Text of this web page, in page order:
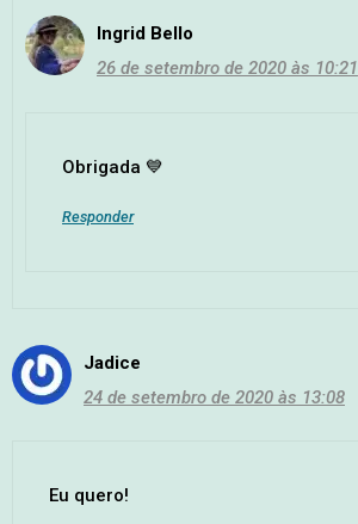
Ingrid Bello
26 de setembro de 2020 às 10:21
Obrigada 💙
Responder
Jadice
24 de setembro de 2020 às 13:08
Eu quero!